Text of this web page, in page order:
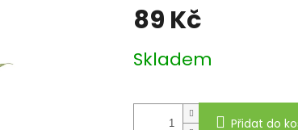
89 Kč
cena:
Skladem
Přidat do